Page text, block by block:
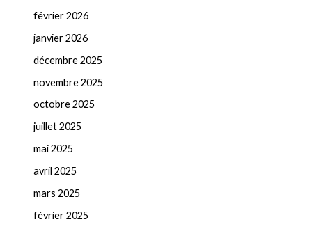
février 2026
janvier 2026
décembre 2025
novembre 2025
octobre 2025
juillet 2025
mai 2025
avril 2025
mars 2025
février 2025